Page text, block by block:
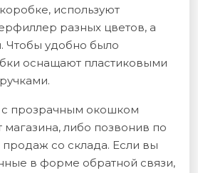
используют
разных цветов, а
Чтобы удобно было
оснащают пластиковыми
с прозрачным окошком
либо позвонив по
со склада. Если вы
в форме обратной связи,